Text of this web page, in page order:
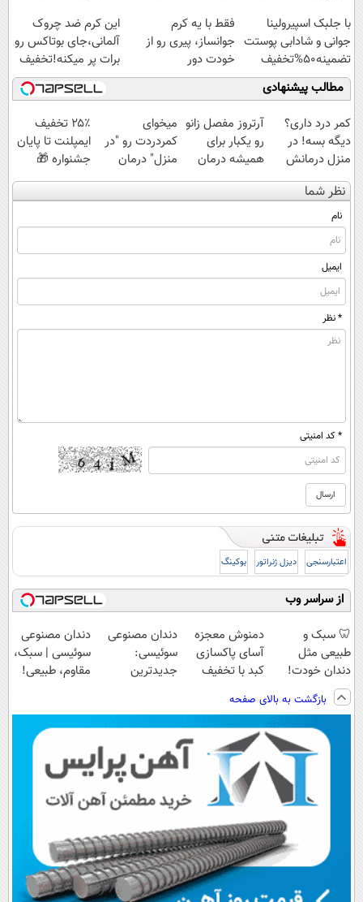
با جلبک اسپیرولینا
جوانی و شادابی پوستت
تضمینه50%تخفیف
فقط با یه کرم
جوانساز، پیری رو از
خودت دور
کن(تخفیف50%)
این کرم ضد چروک
آلمانی،جای بوتاکس رو
برات پر میکنه!تخفیف
تا امشب
مطالب پیشنهادی
کمر درد داری؟
دیگه بسه! در
منزل درمانش
کن
(◀پرسش‌نامه)
آرتروز مفصل زانو
رو یکبار برای
همیشه درمان
کن!
◗پرسش‌نامه◖
میخوای
کمردردت رو "در
منزل" درمان
کنی؟ (◂فیلم +
◂پرسش‌نامه)
۲۵٪ تخفیف
ایمپلنت تا پایان
جشنواره 🎁
نظر شما
نام
ایمیل
* نظر
* کد امنیتی
اعتبارسنجی دیزل ژنراتور بوکینگ
از سراسر وب
🦷 سبک و
طبیعی مثل
دندان خودت!
نصب آسان و
پرداخت اقساطی
💳 📍 تهران
دمنوش معجزه
آسای پاکسازی
کبد با تخفیف
دندان مصنوعی
سوئیسی:
جدیدترین
پرداخت قسطی
دندان مصنوعی
سوئیسی | سبک،
مقاوم، طبیعی!
اقساطی😍
بازگشت به بالای صفحه